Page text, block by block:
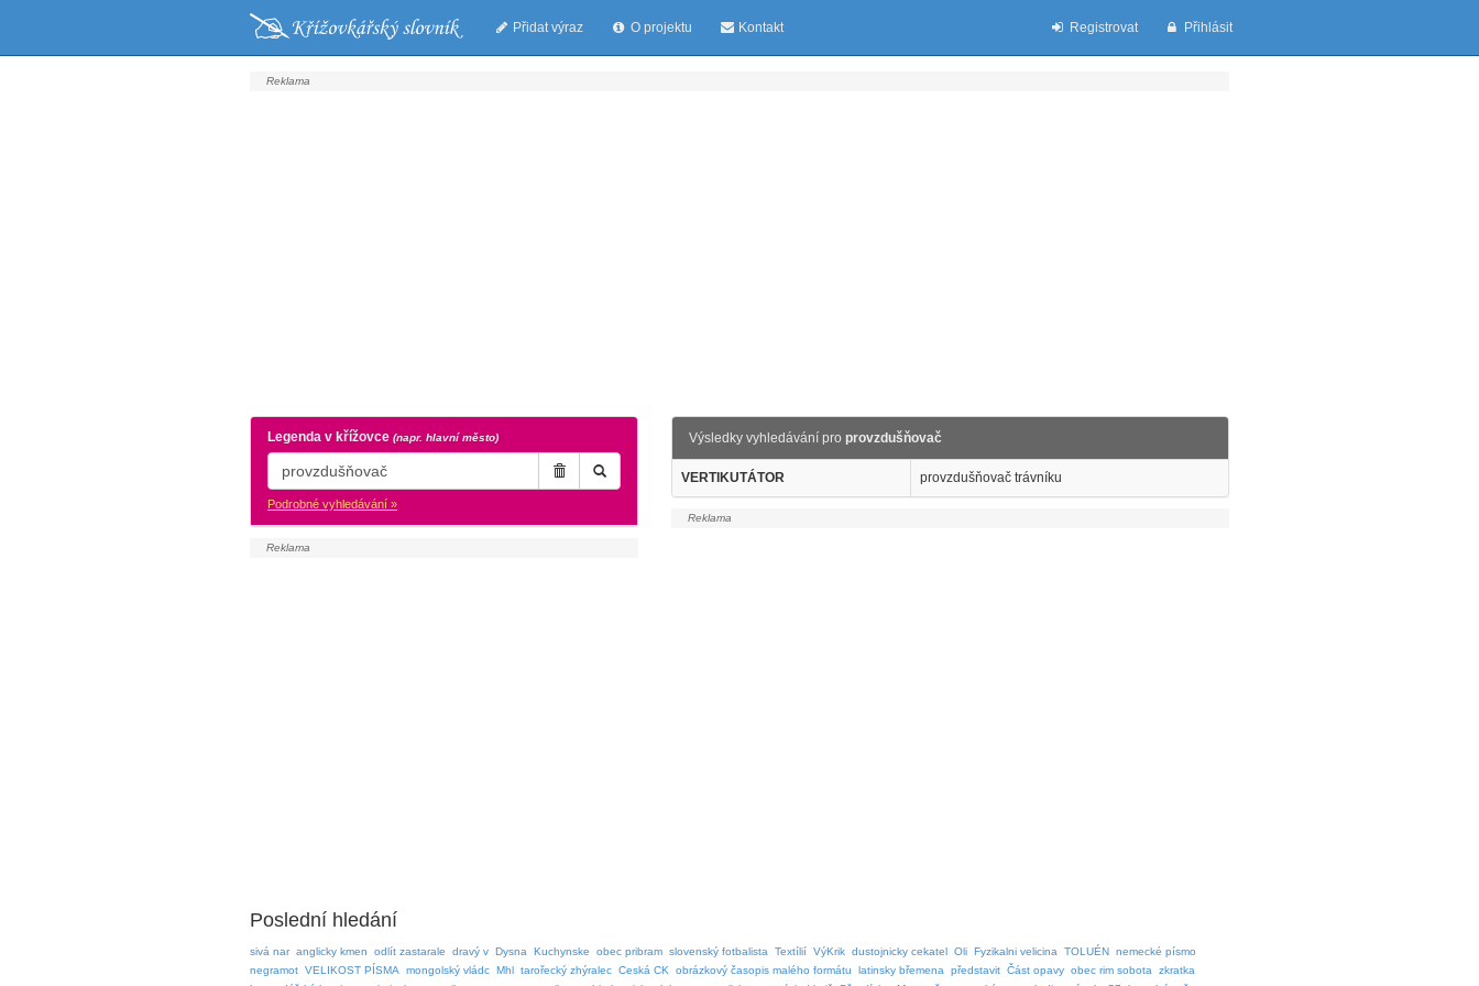
Přidat výraz O projektu Kontakt Registrovat Přihlásit
Legenda v křížovce (napr. hlavní město)
Podrobné vyhledávání »
Výsledky vyhledávání proprovzdušňovač
VERTIKUTÁTOR provzdušňovač trávníku
Poslední hledání
sivá nar anglicky kmen odlít zastarale dravý v Dysna Kuchynske obec pribram slovenský fotbalista Textílií VýKrik dustojnicky cekatel Oli Fyzikalni velicina TOLUÉN nemecké písmo
negramot VELIKOST PÍSMA mongolský vládc Mhl tarořecký zhýralec Ceská CK obrázkový časopis malého formátu latinsky břemena představit Část opavy obec rim sobota
zkratka